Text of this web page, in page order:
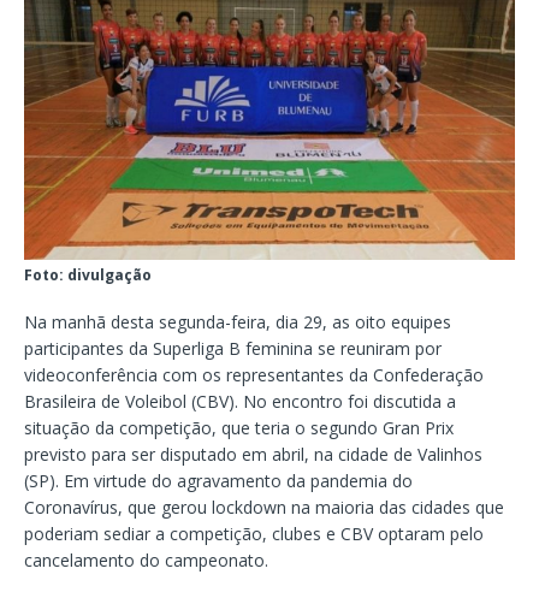
Foto: divulgação
Na manhã desta segunda-feira, dia 29, as oito equipes
participantes da Superliga B feminina se reuniram por
videoconferência com os representantes da Confederação
Brasileira de Voleibol (CBV). No encontro foi discutida a
situação da competição, que teria o segundo Gran Prix
previsto para ser disputado em abril, na cidade de Valinhos
(SP). Em virtude do agravamento da pandemia do
Coronavírus, que gerou lockdown na maioria das cidades que
poderiam sediar a competição, clubes e CBV optaram pelo
cancelamento do campeonato.